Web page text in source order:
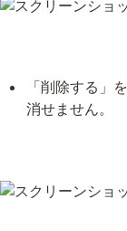
「削除する」
消せません。